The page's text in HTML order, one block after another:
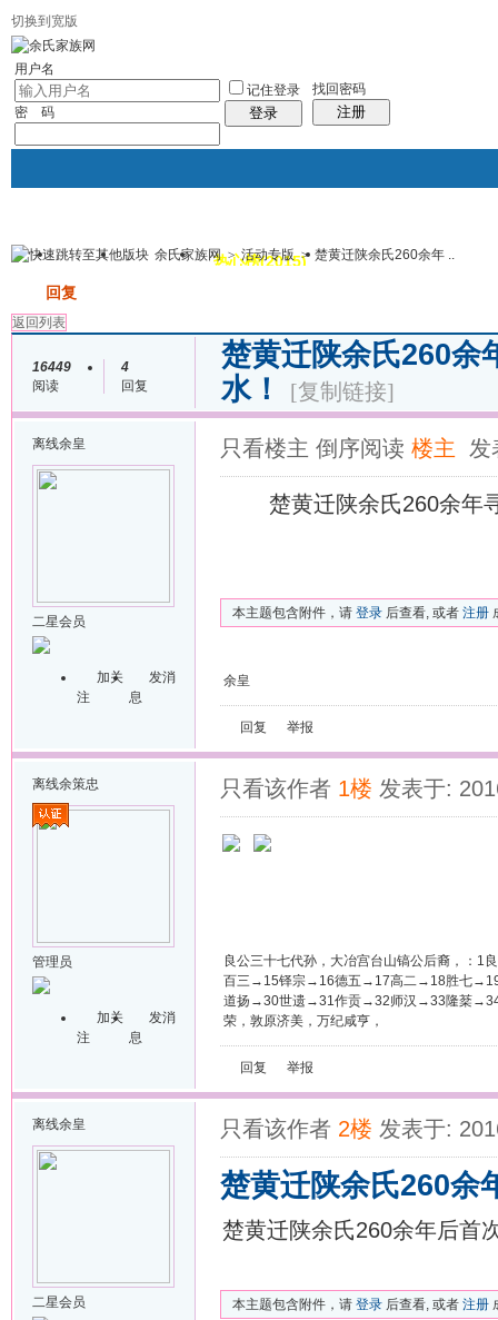
切换到宽版
用户名
密 码
记住登录
登录
找回密码
注册
我的 讨论区 热心榜(2015) 风采堂
余氏家族网 > 活动专版 > 楚黄迁陕余氏260余年 ..
回复
返回列表
16449
阅读
4
回复
楚黄迁陕余氏260余
水！
[复制链接]
离线余皇
二星会员
加关
注
发消
息
只看楼主 倒序阅读 楼主 发
楚黄迁陕余氏260余年寻
本主题包含附件，请 登录 后查看, 或者 注册
余皇
回复 举报
离线余策忠
管理员
加关
注
发消
息
只看该作者 1楼 发表于:
良公三十七代孙，大冶宫台山镐公后裔
百三→15铎宗→16德五→17高二→18胜七
道扬→30世遗→31作贡→32师汉→33隆棻→34
荣，敦原济美，万纪咸亨，
回复 举报
离线余皇
二星会员
只看该作者 2楼 发表于:
楚黄迁陕余氏260余
楚黄迁陕余氏260余年后首
本主题包含附件，请 登录 后查看, 或者 注册